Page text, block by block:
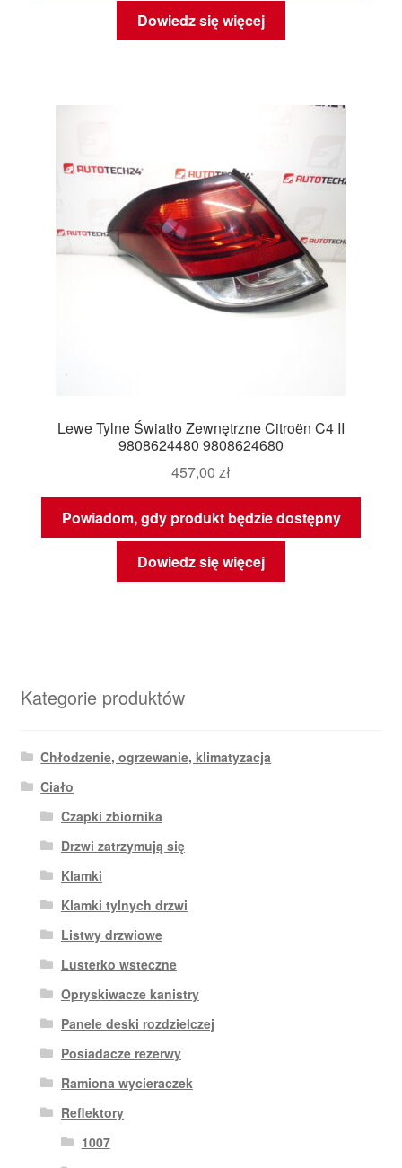
Dowiedz się więcej
Lewe Tylne Światło Zewnętrzne Citroën C4 II
9808624480 9808624680
457,00 zł
Powiadom, gdy produkt będzie dostępny
Dowiedz się więcej
Kategorie produktów
Chłodzenie, ogrzewanie, klimatyzacja
Ciało
Czapki zbiornika
Drzwi zatrzymują się
Klamki
Klamki tylnych drzwi
Listwy drzwiowe
Lusterko wsteczne
Opryskiwacze kanistry
Panele deski rozdzielczej
Posiadacze rezerwy
Ramiona wycieraczek
Reflektory
1007